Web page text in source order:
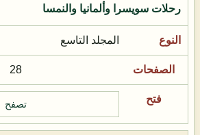
رحلات سويسرا وألمانيا والنمسا
المجلد التاسع
28
تصفح